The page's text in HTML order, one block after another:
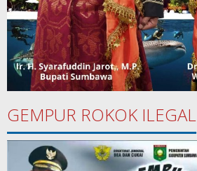
GEMPUR ROKOK ILEGAL